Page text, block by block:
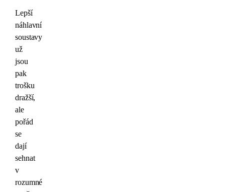
Lepší
náhlavní
soustavy
už
jsou
pak
trošku
dražší,
ale
pořád
se
dají
sehnat
v
rozumné